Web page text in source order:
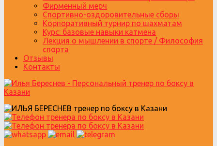
Фирменный мерч
Спортивно-оздоровительные сборы
Корпоративный турнир по шахматам
Курс: базовые навыки катмена
Лекция о мышлении в спорте / Философия
спорта
Отзывы
Контакты